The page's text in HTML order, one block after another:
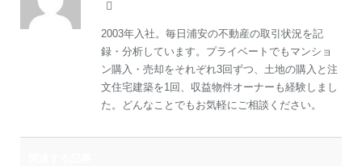
2003年入社。毎日浦安の不動産の取引状況を記
録・分析しています。プライベートでもマンショ
ン購入・売却をそれぞれ3回ずつ、土地の購入と注
文住宅建築を1回、収益物件オーナーも経験しまし
た。どんなことでもお気軽にご相談ください。